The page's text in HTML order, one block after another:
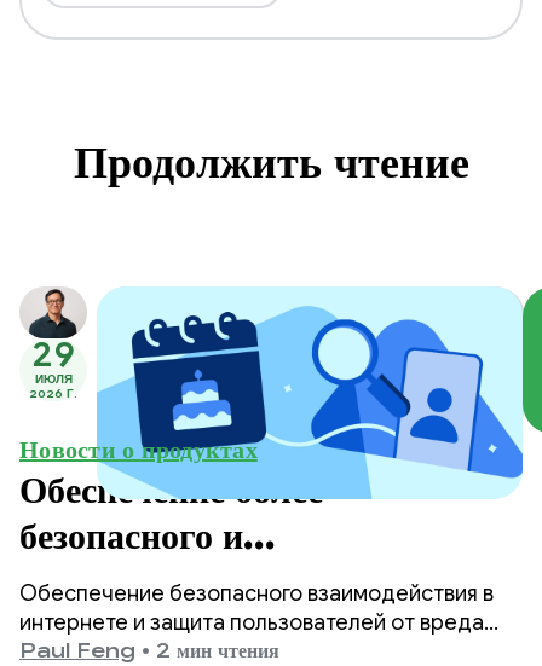
Продолжить чтение
29
ИЮЛЯ
2026 Г.
Новости о продуктах
Обеспечение более
безопасного и
соответствующего возрасту
контента в Google Play.
Обеспечение безопасного взаимодействия в
интернете и защита пользователей от вреда
являются одними из главных приоритетов
Paul Feng • 2 мин чтения